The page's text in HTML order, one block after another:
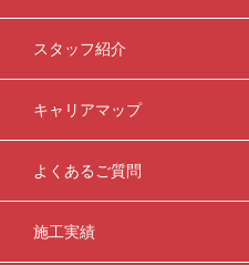
スタッフ紹介
キャリアマップ
よくあるご質問
施工実績